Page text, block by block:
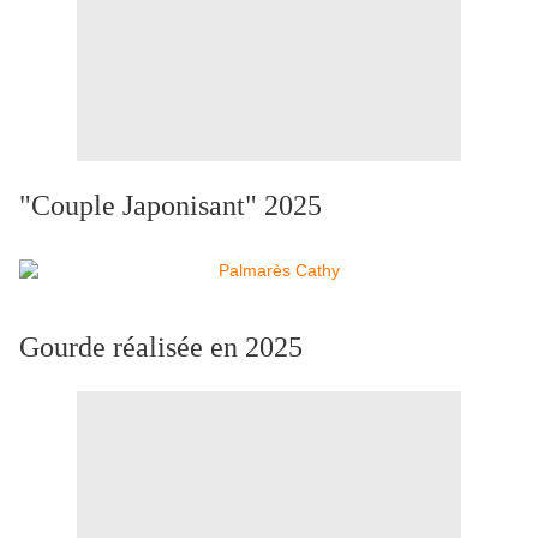
"Couple Japonisant" 2025
Gourde réalisée en 2025